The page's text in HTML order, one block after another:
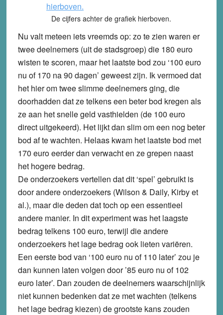
De cijfers achter de grafiek hierboven.
Nu valt meteen iets vreemds op: zo te zien waren er
twee deelnemers (uit de stadsgroep) die 180 euro
wisten te scoren, maar het laatste bod zou ‘100 euro
nu of 170 na 90 dagen’ geweest zijn. Ik vermoed dat
het hier om twee slimme deelnemers ging, die
doorhadden dat ze telkens een beter bod kregen als
ze aan het snelle geld vasthielden (de 100 euro
direct uitgekeerd). Het lijkt dan slim om een nog beter
bod af te wachten. Helaas kwam het laatste bod met
170 euro eerder dan verwacht en ze grepen naast
het hogere bedrag.
De onderzoekers vertellen dat dit ‘spel’ gebruikt is
door andere onderzoekers (Wilson & Daily, Kirby et
al.), maar die deden dat toch op een essentieel
andere manier. In dit experiment was het laagste
bedrag telkens 100 euro, terwijl die andere
onderzoekers het lage bedrag ook lieten variëren.
Een eerste bod van ‘100 euro nu of 110 later’ zou je
dan kunnen laten volgen door ’85 euro nu of 102
euro later’. Dan zouden de deelnemers waarschijnlijk
niet kunnen bedenken dat ze met wachten (telkens
het lage bedrag kiezen) de grootste kans zouden